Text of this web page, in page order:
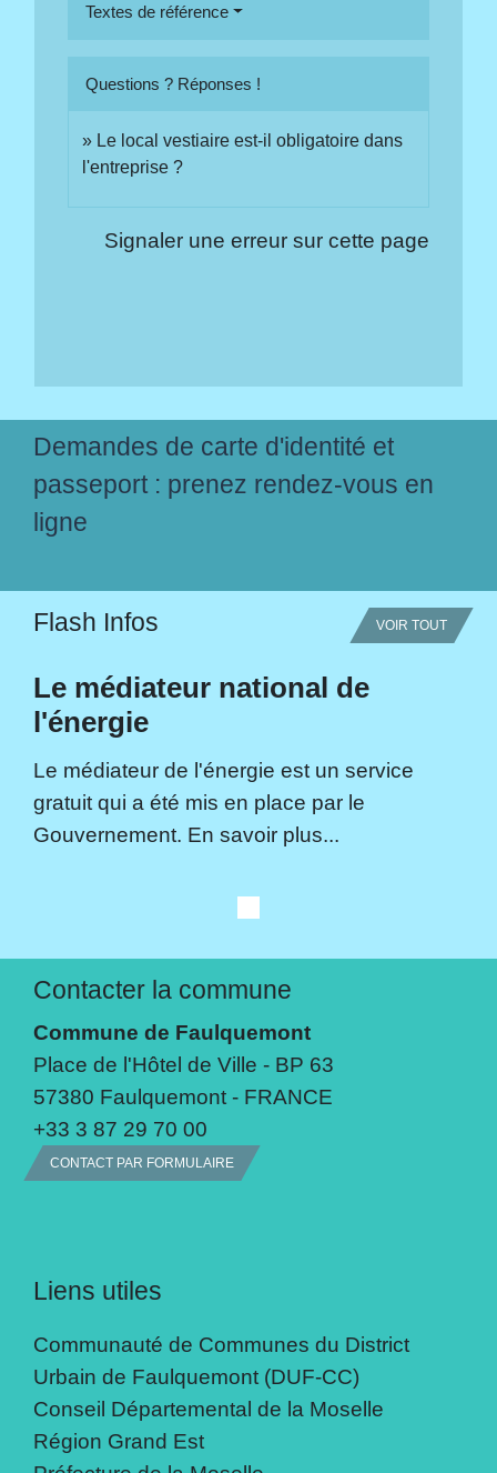
Textes de référence
Questions ? Réponses !
Le local vestiaire est-il obligatoire dans
l'entreprise ?
Signaler une erreur sur cette page
Demandes de carte d'identité et
passeport : prenez rendez-vous en
ligne
Flash Infos VOIR TOUT
Le médiateur national de
l'énergie
Le médiateur de l'énergie est un service
gratuit qui a été mis en place par le
Gouvernement. En savoir plus...
Contacter la commune
Commune de Faulquemont
Place de l'Hôtel de Ville - BP 63
57380 Faulquemont - FRANCE
+33 3 87 29 70 00
CONTACT PAR FORMULAIRE
Liens utiles
Communauté de Communes du District
Urbain de Faulquemont (DUF-CC)
Conseil Départemental de la Moselle
Région Grand Est